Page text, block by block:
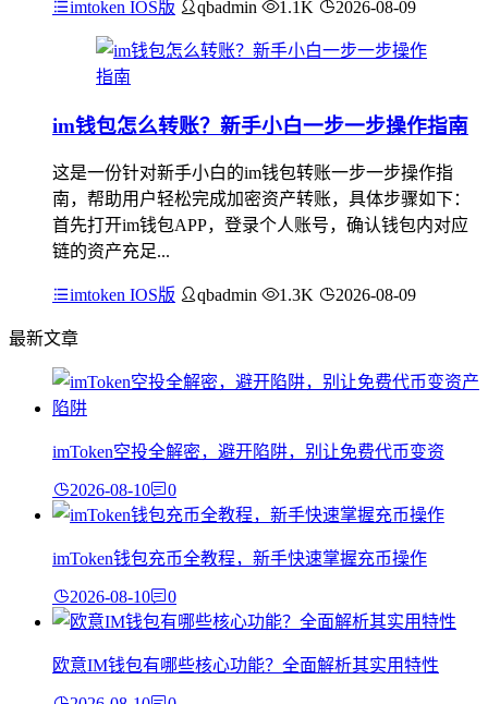
imtoken IOS版 qbadmin 1.1K 2026-08-09
im钱包怎么转账？新手小白一步一步操作指南
这是一份针对新手小白的im钱包转账一步一步操作指
南，帮助用户轻松完成加密资产转账，具体步骤如下：
首先打开im钱包APP，登录个人账号，确认钱包内对应
链的资产充足...
imtoken IOS版 qbadmin 1.3K 2026-08-09
最新文章
imToken空投全解密，避开陷阱，别让免费代币变资
2026-08-10 0
imToken钱包充币全教程，新手快速掌握充币操作
2026-08-10 0
欧意IM钱包有哪些核心功能？全面解析其实用特性